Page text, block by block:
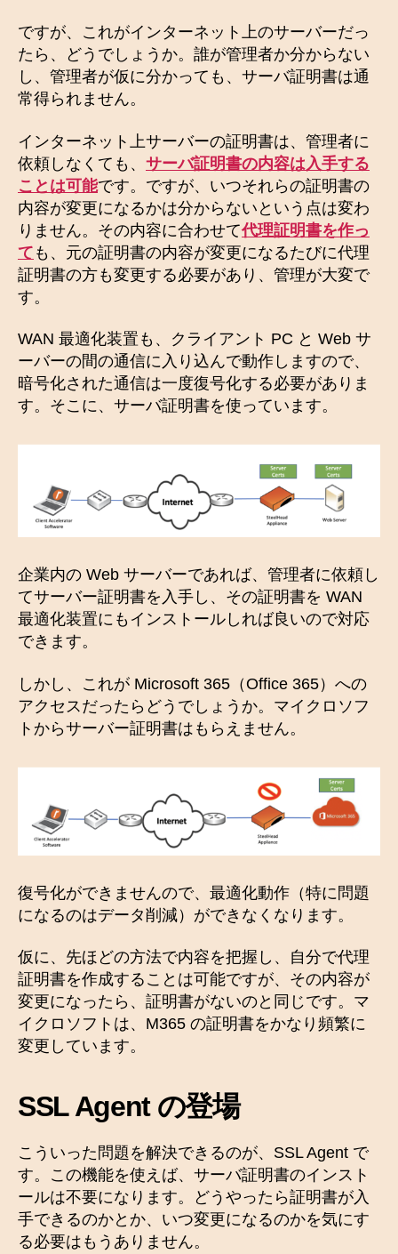
ですが、これがインターネット上のサーバーだっ
たら、どうでしょうか。誰が管理者か分からない
し、管理者が仮に分かっても、サーバ証明書は通
常得られません。
インターネット上サーバーの証明書は、管理者に
依頼しなくても、 サーバ証明書の内容は入手する
ことは可能です。ですが、いつそれらの証明書の
内容が変更になるかは分からないという点は変わ
りません。その内容に合わせて代理証明書を作っ
て も、元の証明書の内容が変更になるたびに代理
証明書の方も変更する必要があり、管理が大変で
す。
WAN 最適化装置も、クライアント PC と Web サ
ーバーの間の通信に入り込んで動作しますので、
暗号化された通信は一度復号化する必要がありま
す。そこに、サーバ証明書を使っています。
企業内の Web サーバーであれば、管理者に依頼し
てサーバー証明書を入手し、その証明書を WAN
最適化装置にもインストールしれば良いので対応
できます。
しかし、これが Microsoft 365（Office 365）への
アクセスだったらどうでしょうか。マイクロソフ
トからサーバー証明書はもらえません。
復号化ができませんので、最適化動作（特に問題
になるのはデータ削減）ができなくなります。
仮に、先ほどの方法で内容を把握し、自分で代理
証明書を作成することは可能ですが、その内容が
変更になったら、証明書がないのと同じです。マ
イクロソフトは、M365 の証明書をかなり頻繁に
変更しています。
SSL Agent の登場
こういった問題を解決できるのが、SSL Agent で
す。この機能を使えば、サーバ証明書のインスト
ールは不要になります。どうやったら証明書が入
手できるのかとか、いつ変更になるのかを気にす
る必要はもうありません。